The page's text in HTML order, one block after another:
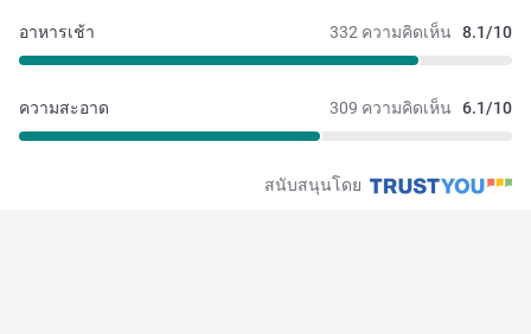
332 ความคิดเห็น 8.1/10
อาหารเช้า
309 ความคิดเห็น 6.1/10
ความสะอาด
สนับสนุนโดย